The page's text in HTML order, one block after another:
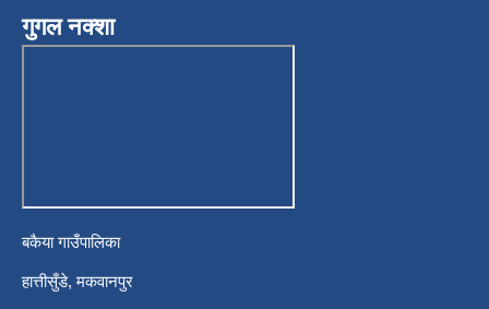
गुगल नक्शा
बकैया गाउँपालिका
हात्तीसुँडे, मकवानपुर